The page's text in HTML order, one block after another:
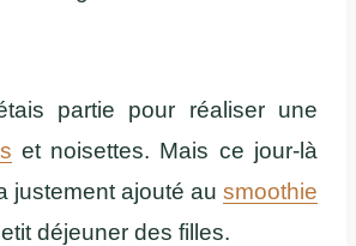
partie pour réaliser une
et noisettes. Mais ce jour-là
justement ajouté au smoothie
déjeuner des filles.